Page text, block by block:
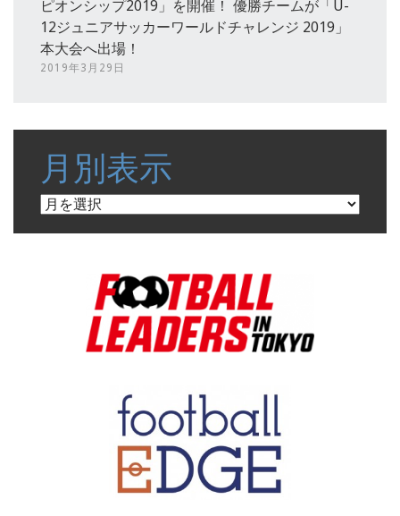
ピオンシップ2019」を開催！ 優勝チームが「U-
12ジュニアサッカーワールドチャレンジ 2019」
本大会へ出場！
2019年3月29日
月別表示
月